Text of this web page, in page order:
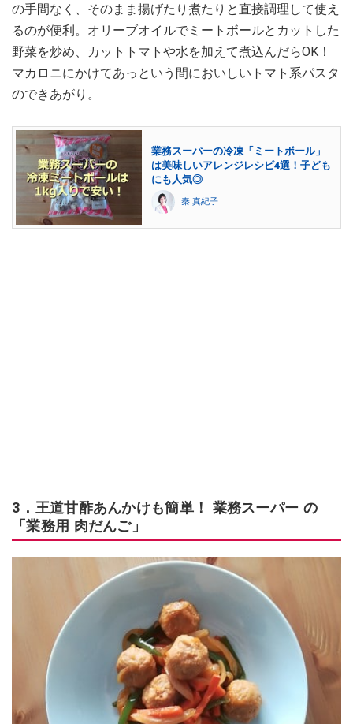
の手間なく、そのまま揚げたり煮たりと直接調理して使え
るのが便利。オリーブオイルでミートボールとカットした
野菜を炒め、カットトマトや水を加えて煮込んだらOK！
マカロニにかけてあっという間においしいトマト系パスタ
のできあがり。
業務スーパーの冷凍「ミートボール」
は美味しいアレンジレシピ4選！子ども
にも人気◎
秦 真紀子
3．王道甘酢あんかけも簡単！ 業務スーパー の
「業務用 肉だんご」